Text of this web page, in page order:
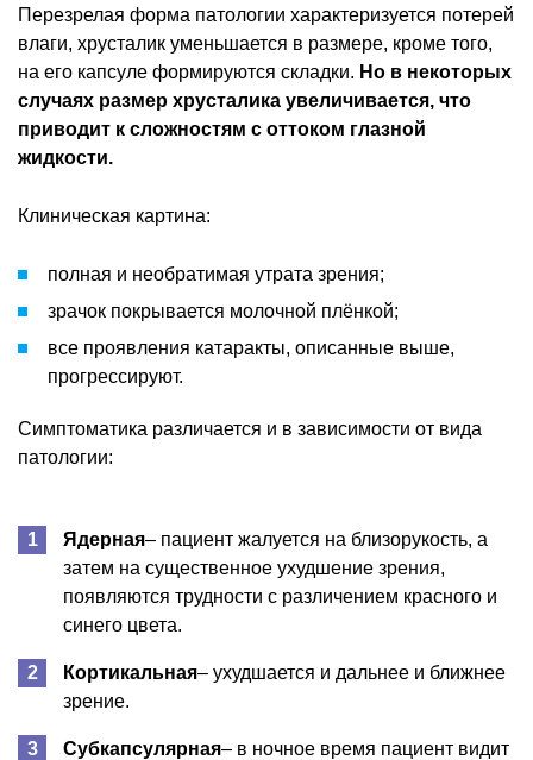
Перезрелая форма патологии характеризуется потерей
влаги, хрусталик уменьшается в размере, кроме того,
на его капсуле формируются складки. Но в некоторых
случаях размер хрусталика увеличивается, что
приводит к сложностям с оттоком глазной
жидкости.
Клиническая картина:
полная и необратимая утрата зрения;
зрачок покрывается молочной плёнкой;
все проявления катаракты, описанные выше,
прогрессируют.
Симптоматика различается и в зависимости от вида
патологии:
Ядерная– пациент жалуется на близорукость, а
затем на существенное ухудшение зрения,
появляются трудности с различением красного и
синего цвета.
Кортикальная– ухудшается и дальнее и ближнее
зрение.
Субкапсулярная– в ночное время пациент видит